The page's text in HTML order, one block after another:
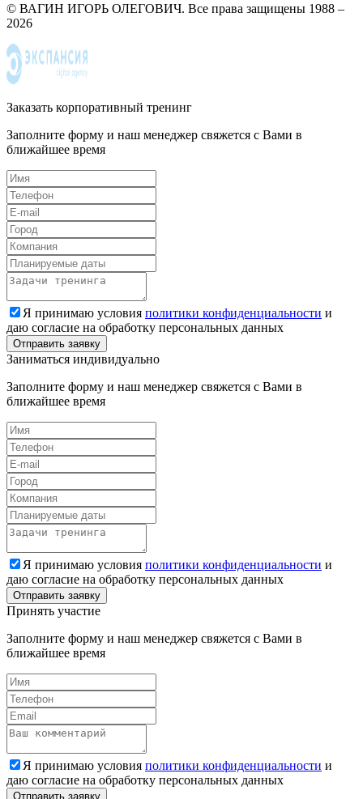
© ВАГИН ИГОРЬ ОЛЕГОВИЧ. Все права защищены 1988 –
2026
Заказать корпоративный тренинг
Заполните форму и наш менеджер свяжется с Вами в
ближайшее время
Я принимаю условия политики конфиденциальности и
даю согласие на обработку персональных данных
Заниматься индивидуально
Заполните форму и наш менеджер свяжется с Вами в
ближайшее время
Я принимаю условия политики конфиденциальности и
даю согласие на обработку персональных данных
Принять участие
Заполните форму и наш менеджер свяжется с Вами в
ближайшее время
Я принимаю условия политики конфиденциальности и
даю согласие на обработку персональных данных